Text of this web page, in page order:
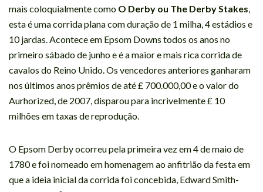
mais coloquialmente como O Derby ou The Derby Stakes
esta é uma corrida plana com duração de 1 milha, 4 estádios e
10 jardas. Acontece em Epsom Downs todos os anos no
primeiro sábado de junho e é a maior e mais rica corrida de
cavalos do Reino Unido. Os vencedores anteriores ganharam
nos últimos anos prêmios de até £ 700.000,00 e o valor do
Aurhorized, de 2007, disparou para incrivelmente £ 10
milhões em taxas de reprodução.
O Epsom Derby ocorreu pela primeira vez em 4 de maio de
1780 e foi nomeado em homenagem ao anfitrião da festa em
que a ideia inicial da corrida foi concebida, Edward Smith-